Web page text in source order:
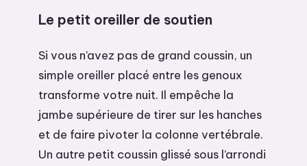
Le petit oreiller de soutien
Si vous n’avez pas de grand coussin, un
simple oreiller placé entre les genoux
transforme votre nuit. Il empêche la
jambe supérieure de tirer sur les hanches
et de faire pivoter la colonne vertébrale.
Un autre petit coussin glissé sous l’arrondi